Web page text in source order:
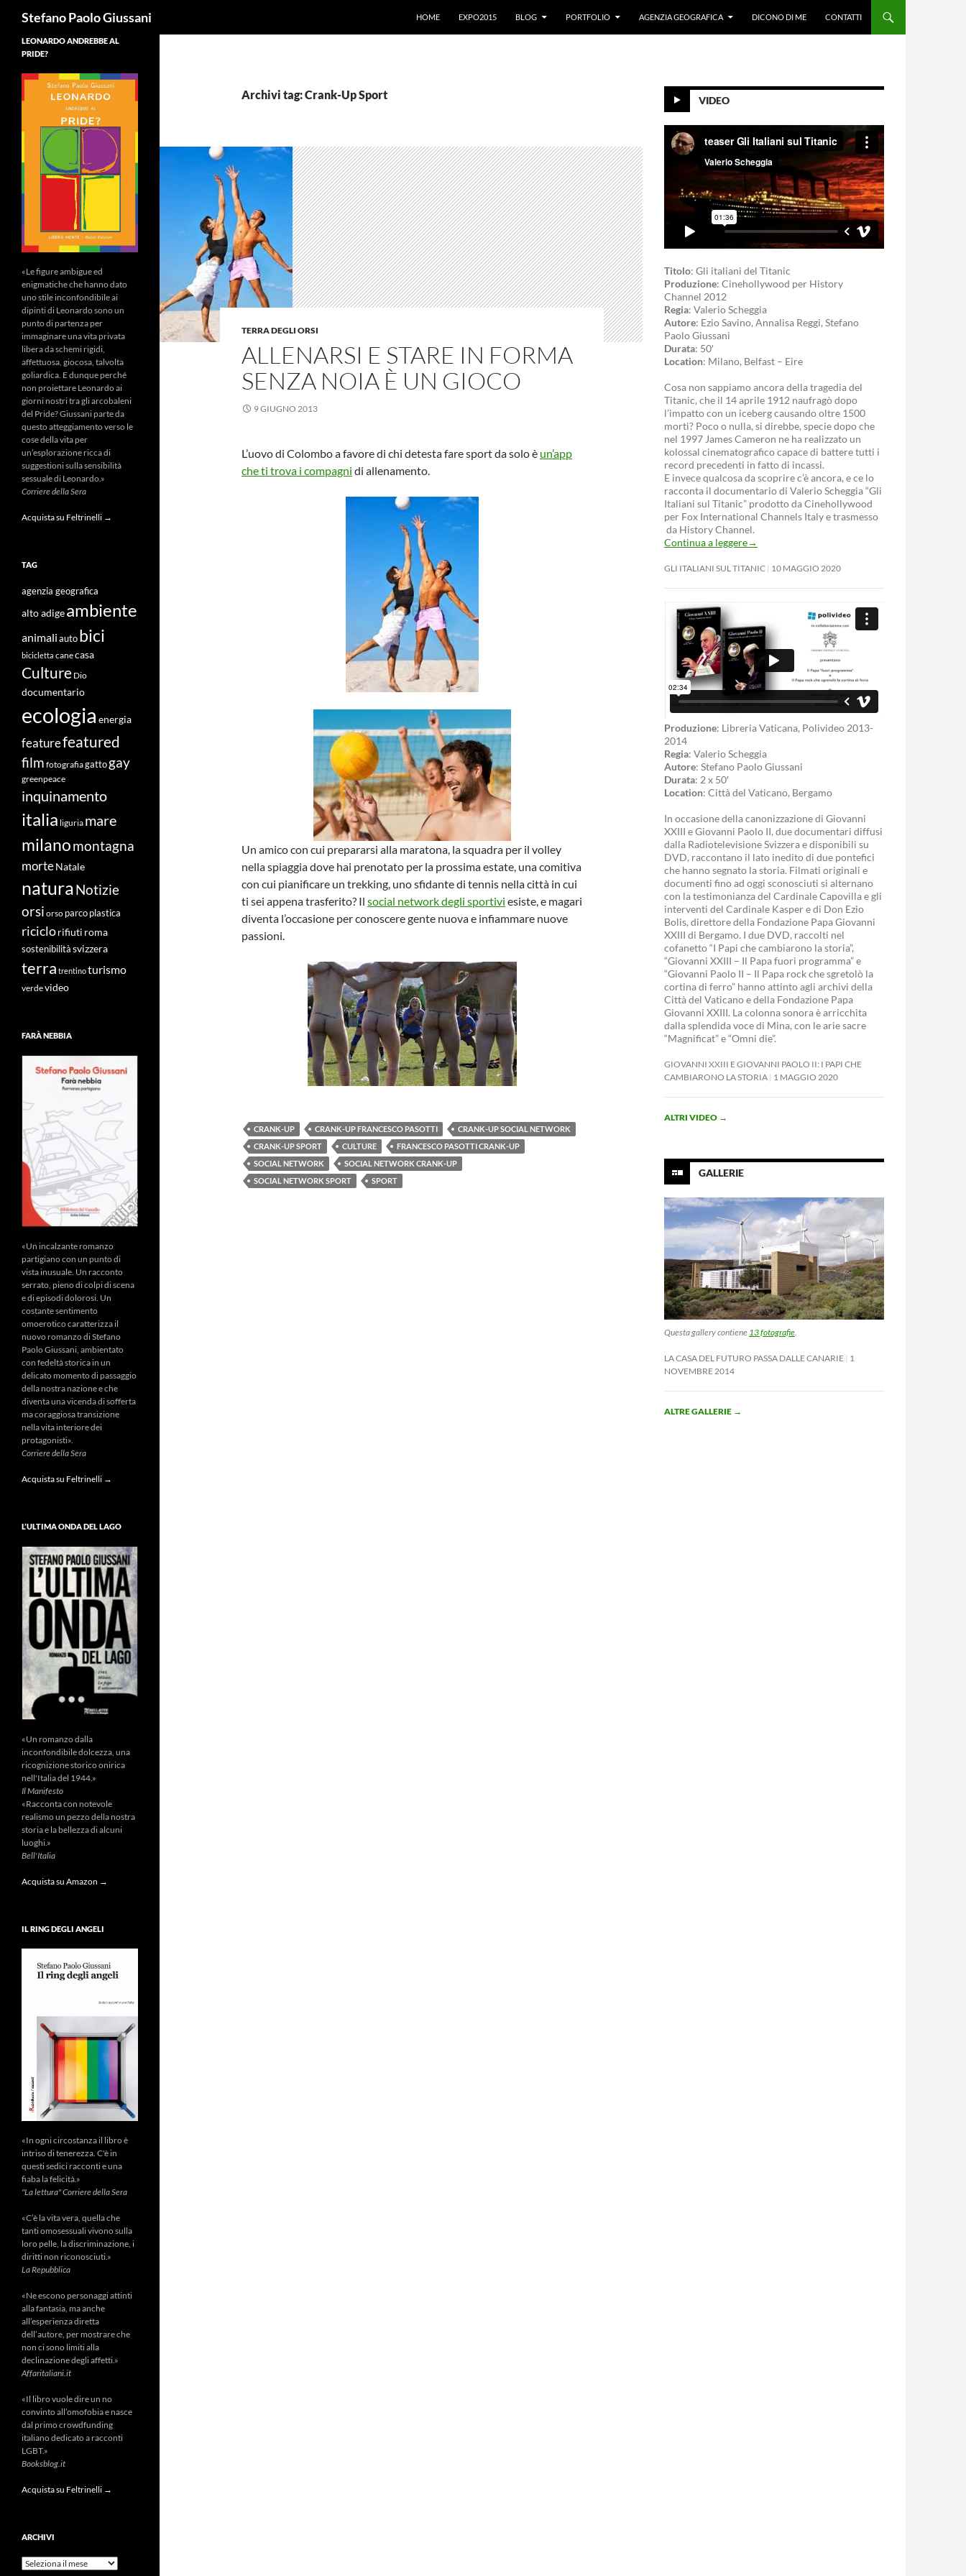
Stefano Paolo Giussani
HOME
EXPO2015 BLOG PORTFOLIO AGENZIA GEOGRAFICA DICONO DI ME CONTATTI
Archivi tag: Crank-Up Sport
TERRA DEGLI ORSI
ALLENARSI E STARE IN FORMA
SENZA NOIA È UN GIOCO
9 GIUGNO 2013
L’uovo di Colombo a favore di chi detesta fare sport da solo è un’app
che ti trova i compagni di allenamento.
Un amico con cui prepararsi alla maratona, la squadra per il volley
nella spiaggia dove hai prenotato per la prossima estate, una comitiva
con cui pianificare un trekking, uno sfidante di tennis nella città in cui
ti sei appena trasferito? Il social network degli sportivi esiste, e magari
diventa l’occasione per conoscere gente nuova e infiammare nuove
passioni.
CRANK-UP CRANK-UP FRANCESCO PASOTTI
CRANK-UP SOCIAL NETWORK
CRANK-UP SPORT
CULTURE
FRANCESCO PASOTTI CRANK-UP
SOCIAL NETWORK
SOCIAL NETWORK CRANK-UP
SOCIAL NETWORK SPORT
SPORT
VIDEO
Titolo: Gli italiani del Titanic
Produzione: Cinehollywood per History
Channel 2012
Regia: Valerio Scheggia
Autore: Ezio Savino, Annalisa Reggi, Stefano
Paolo Giussani
Durata: 50′
Location: Milano, Belfast – Eire
Cosa non sappiamo ancora della tragedia del
Titanic, che il 14 aprile 1912 naufragò dopo
l’impatto con un iceberg causando oltre 1500
morti? Poco o nulla, si direbbe, specie dopo che
nel 1997 James Cameron ne ha realizzato un
kolossal cinematografico capace di battere tutti i
record precedenti in fatto di incassi.
E invece qualcosa da scoprire c’è ancora, e ce lo
racconta il documentario di Valerio Scheggia “Gli
Italiani sul Titanic” prodotto da Cinehollywood
per Fox International Channels Italy e trasmesso
da History Channel.
Continua a leggere→
GLI ITALIANI SUL TITANIC 10 MAGGIO 2020
Produzione: Libreria Vaticana, Polivideo 2013-
2014
Regia: Valerio Scheggia
Autore: Stefano Paolo Giussani
Durata: 2 x 50′
Location: Città del Vaticano, Bergamo
In occasione della canonizzazione di Giovanni
XXIII e Giovanni Paolo II, due documentari diffusi
dalla Radiotelevisione Svizzera e disponibili su
DVD, raccontano il lato inedito di due pontefici
che hanno segnato la storia. Filmati originali e
documenti fino ad oggi sconosciuti si alternano
con la testimonianza del Cardinale Capovilla e gli
interventi del Cardinale Kasper e di Don Ezio
Bolis, direttore della Fondazione Papa Giovanni
XXIII di Bergamo. I due DVD, raccolti nel
cofanetto “I Papi che cambiarono la storia”,
“Giovanni XXIII – Il Papa fuori programma” e
“Giovanni Paolo II – Il Papa rock che sgretolò la
cortina di ferro” hanno attinto agli archivi della
Città del Vaticano e della Fondazione Papa
Giovanni XXIII. La colonna sonora è arricchita
dalla splendida voce di Mina, con le arie sacre
“Magnificat” e “Omni die”.
GIOVANNI XXIII E GIOVANNI PAOLO II: I PAPI CHE
CAMBIARONO LA STORIA 1 MAGGIO 2020
ALTRI VIDEO →
GALLERIE
Questa gallery contiene 13 fotografie.
LA CASA DEL FUTURO PASSA DALLE CANARIE 1
NOVEMBRE 2014
ALTRE GALLERIE →
LEONARDO ANDREBBE AL
PRIDE?
«Le figure ambigue ed
enigmatiche che hanno dato
uno stile inconfondibile ai
dipinti di Leonardo sono un
punto di partenza per
immaginare una vita privata
libera da schemi rigidi,
affettuosa, giocosa, talvolta
goliardica. E dunque perché
non proiettare Leonardo ai
giorni nostri tra gli arcobaleni
del Pride? Giussani parte da
questo atteggiamento verso le
cose della vita per
un’esplorazione ricca di
suggestioni sulla sensibilità
sessuale di Leonardo.»
Corriere della Sera
Acquista su Feltrinelli →
TAG
agenzia geografica
alto adigeambiente
animali auto bici
bicicletta canecasa
Culture Dio
documentario
ecologia energia
featurefeatured
film fotografiagatto gay
greenpeace
inquinamento
italia liguria mare
milanomontagna
morteNatale
naturaNotizie
orsi orso parco plastica
riciclorifiuti roma
sostenibilità svizzera
terra trentinoturismo
verdevideo
FARÀ NEBBIA
«Un incalzante romanzo
partigiano con un punto di
vista inusuale. Un racconto
serrato, pieno di colpi di scena
e di episodi dolorosi. Un
costante sentimento
omoerotico caratterizza il
nuovo romanzo di Stefano
Paolo Giussani, ambientato
con fedeltà storica in un
delicato momento di passaggio
della nostra nazione e che
diventa una vicenda di sofferta
ma coraggiosa transizione
nella vita interiore dei
protagonisti».
Corriere della Sera
Acquista su Feltrinelli →
L’ULTIMA ONDA DEL LAGO
«Un romanzo dalla
inconfondibile dolcezza, una
ricognizione storico onirica
nell'Italia del 1944.»
Il Manifesto
«Racconta con notevole
realismo un pezzo della nostra
storia e la bellezza di alcuni
luoghi.»
Bell'Italia
Acquista su Amazon →
IL RING DEGLI ANGELI
«In ogni circostanza il libro è
intriso di tenerezza. C'è in
questi sedici racconti e una
fiaba la felicità.»
"La lettura" Corriere della Sera
«C’è la vita vera, quella che
tanti omosessuali vivono sulla
loro pelle, la discriminazione, i
diritti non riconosciuti.»
La Repubblica
«Ne escono personaggi attinti
alla fantasia, ma anche
all’esperienza diretta
dell’autore, per mostrare che
non ci sono limiti alla
declinazione degli affetti.»
Affaritaliani.it
«Il libro vuole dire un no
convinto all’omofobia e nasce
dal primo crowdfunding
italiano dedicato a racconti
LGBT.»
Booksblog.it
Acquista su Feltrinelli →
ARCHIVI
Archivi